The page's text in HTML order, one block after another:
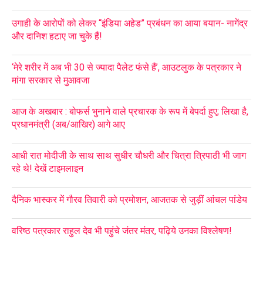
उगाही के आरोपों को लेकर “इंडिया अहेड” प्रबंधन का आया बयान- नागेंद्र
और दानिश हटाए जा चुके हैं!
‘मेरे शरीर में अब भी 30 से ज्यादा पैलेट फंसे हैं’, आउटलुक के पत्रकार ने
मांगा सरकार से मुआवजा
आज के अखबार : बोफर्स भुनाने वाले प्रचारक के रूप में बेपर्दा हुए; लिखा है,
प्रधानमंत्री (अब/आखिर) आगे आए
आधी रात मोदीजी के साथ साथ सुधीर चौधरी और चित्रा त्रिपाठी भी जाग
रहे थे! देखें टाइमलाइन
दैनिक भास्कर में गौरव तिवारी को प्रमोशन, आजतक से जुड़ीं आंचल पांडेय
वरिष्ठ पत्रकार राहुल देव भी पहुंचे जंतर मंतर, पढ़िये उनका विश्लेषण!